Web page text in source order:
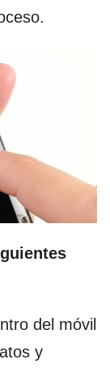
del móvil
y